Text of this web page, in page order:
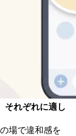
それぞれに適し
場で違和感を